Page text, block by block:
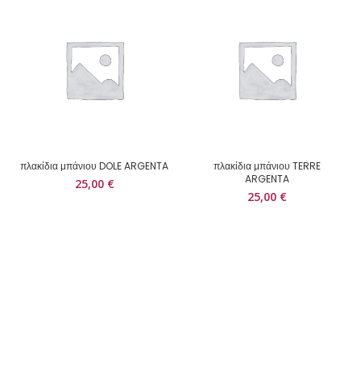
πλακίδια μπάνιου DOLE ARGENTA
25,00 €
πλακίδια μπάνιου TERRE
ARGENTA
25,00 €